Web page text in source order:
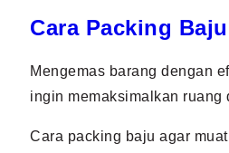
Cara Packing
Mengemas barang dengan
ingin memaksimalkan ruang
Cara packing baju agar